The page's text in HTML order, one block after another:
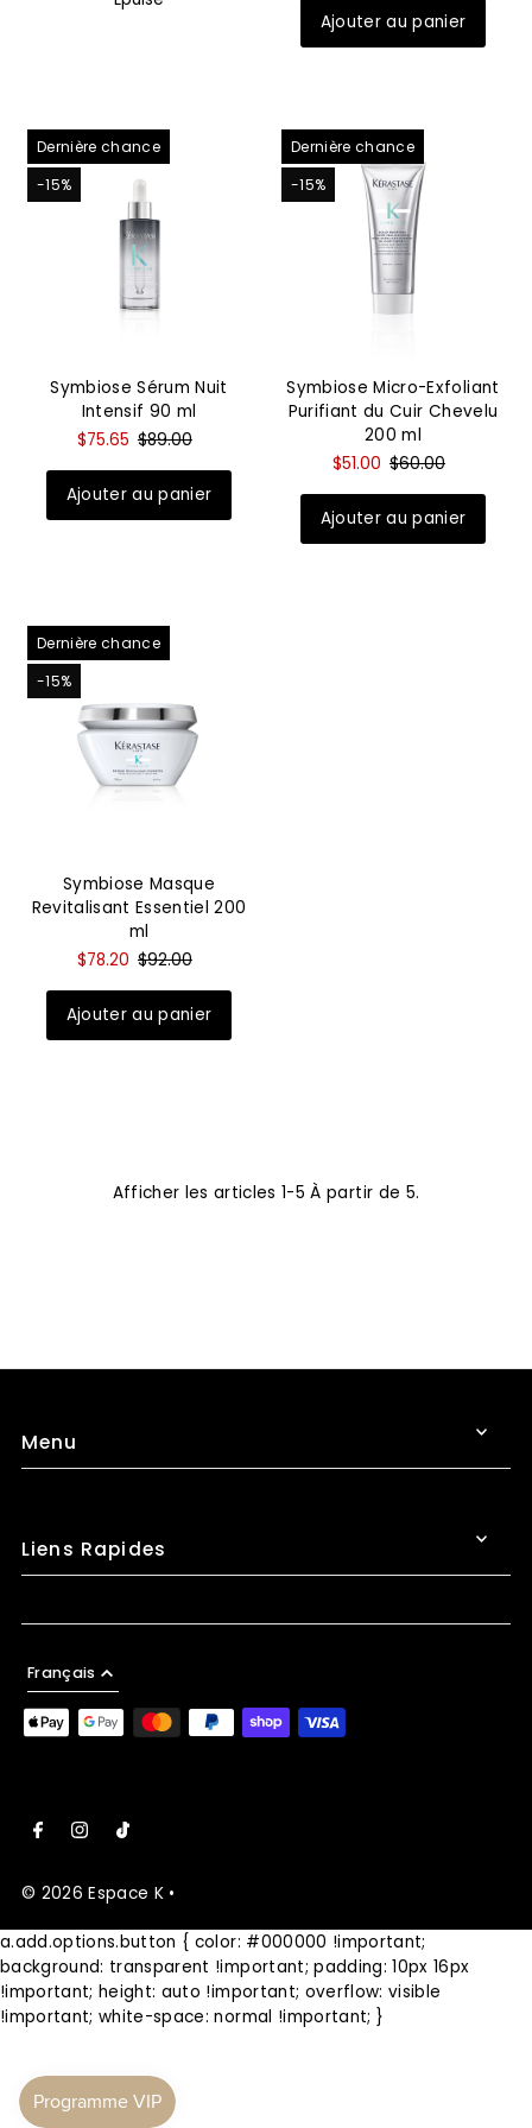
Dernière chance
-15%
Symbiose Sérum Nuit
Intensif 90 ml
$75.65 $89.00
Dernière chance
-15%
Symbiose Micro-Exfoliant
Purifiant du Cuir Chevelu
200 ml
$51.00 $60.00
Dernière chance
-15%
Symbiose Masque
Revitalisant Essentiel 200
ml
$78.20 $92.00
Afficher les articles 1-5 À partir de 5.
Menu
Liens Rapides
© 2026 Espace K •
Français
a.add.options.button { color: #000000 !important;
background: transparent !important; padding: 10px 16px
!important; height: auto !important; overflow: visible
!important; white-space: normal !important; }